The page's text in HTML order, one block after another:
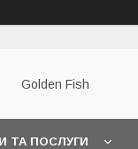
Golden Fish
ТА ПОСЛУГИ